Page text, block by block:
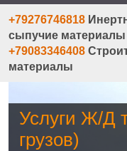
+79276746818
сыпучие материалы
+79083346408
материалы
Услуги Ж/Д
грузов)